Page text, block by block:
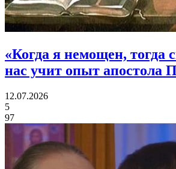
«Когда я немощен, тогда
нас учит опыт апостола
12.07.2026
5
97